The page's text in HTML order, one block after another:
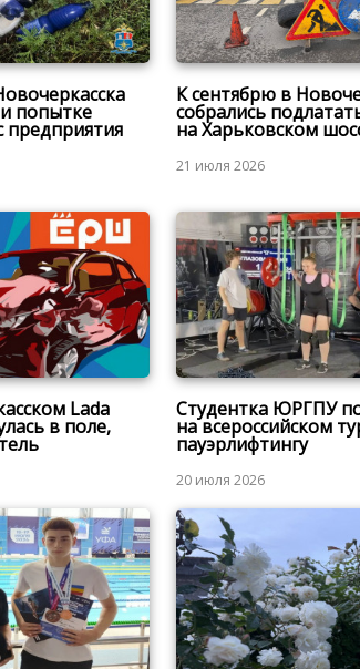
попытке
предприятия
К сентябрю в
собрались
на Харьковском
21 июля 2026
Lada
в поле,
Студентка ЮРГПУ
на всероссийском
пауэрлифтингу
20 июля 2026